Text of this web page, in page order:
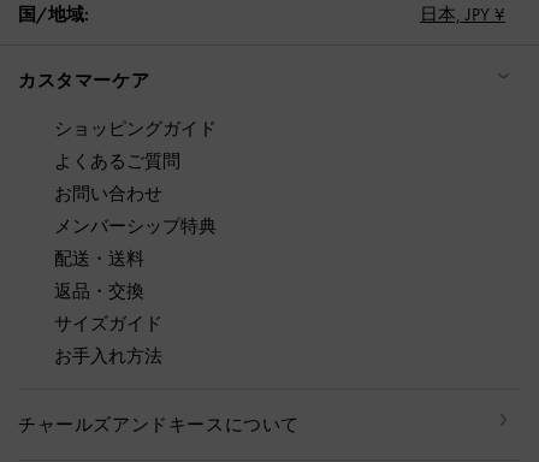
国/地域: 日本, JPY ¥
カスタマーケア
ショッピングガイド
よくあるご質問
お問い合わせ
メンバーシップ特典
配送・送料
返品・交換
サイズガイド
お手入れ方法
チャールズアンドキースについて